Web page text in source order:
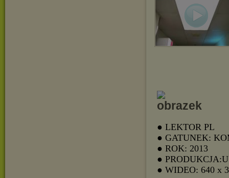
● LEKTOR PL
● GATUNEK:
● ROK: 2013
●
● WIDEO: 640 x